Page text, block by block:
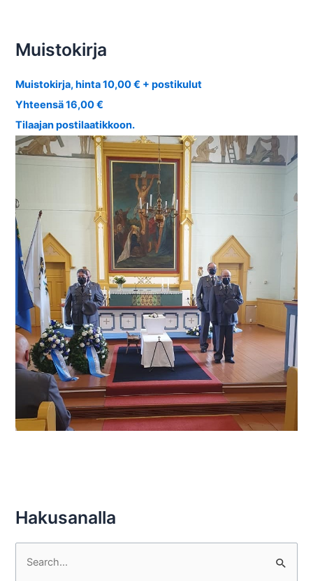
Muistokirja
Muistokirja, hinta 10,00 € + postikulut
Yhteensä 16,00 €
Tilaajan postilaatikkoon.
Hakusanalla